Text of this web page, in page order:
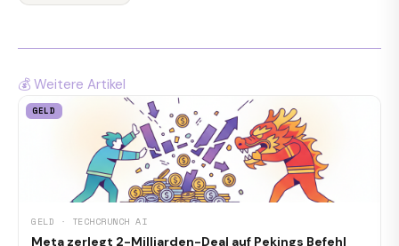
💰 Weitere Artikel
GELD
GELD · TECHCRUNCH AI
Meta zerlegt 2-Milliarden-Deal auf Pekings Befehl